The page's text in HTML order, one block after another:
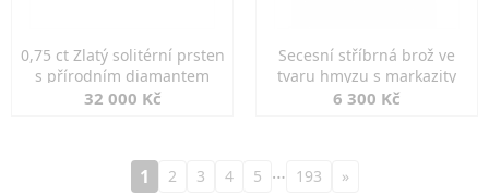
0,75 ct Zlatý solitérní prsten
s přírodním diamantem
32 000 Kč
Secesní stříbrná brož ve
tvaru hmyzu s markazity
6 300 Kč
1 2 3 4 5 … 193 »